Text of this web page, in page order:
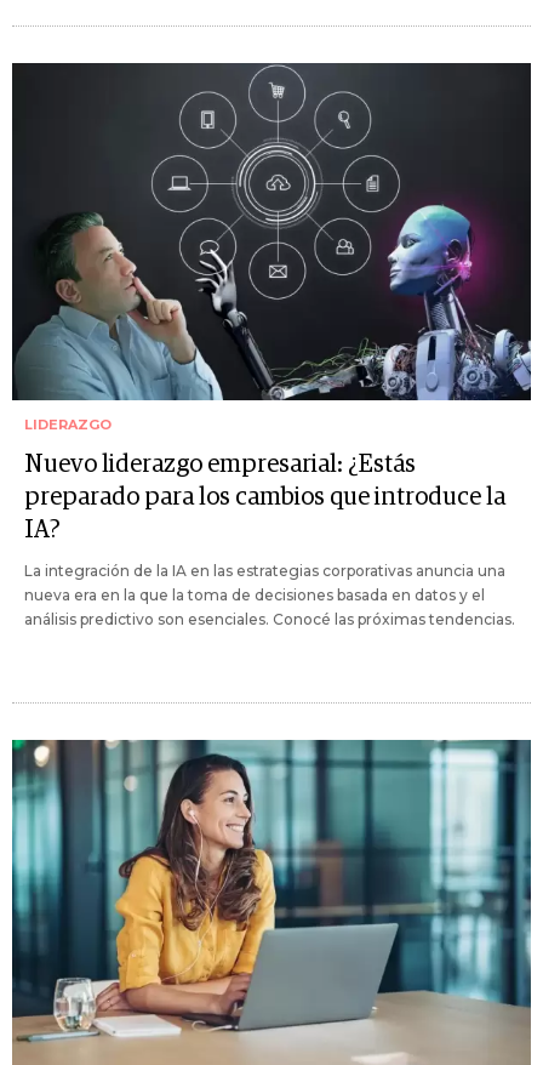
LIDERAZGO
Nuevo liderazgo empresarial: ¿Estás
preparado para los cambios que introduce la
IA?
La integración de la IA en las estrategias corporativas anuncia una
nueva era en la que la toma de decisiones basada en datos y el
análisis predictivo son esenciales. Conocé las próximas tendencias.